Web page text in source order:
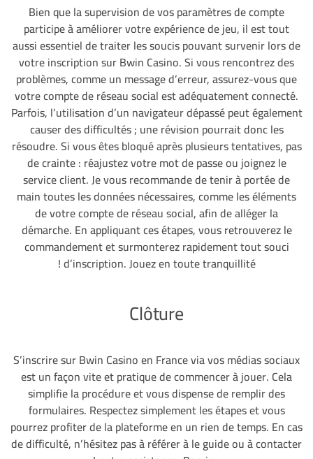
Bien que la supervision de vos paramètres de compte
participe à améliorer votre expérience de jeu, il est tout
aussi essentiel de traiter les soucis pouvant survenir lors de
votre inscription sur Bwin Casino. Si vous rencontrez des
problèmes, comme un message d’erreur, assurez-vous que
votre compte de réseau social est adéquatement connecté.
Parfois, l’utilisation d’un navigateur dépassé peut également
causer des difficultés ; une révision pourrait donc les
résoudre. Si vous êtes bloqué après plusieurs tentatives, pas
de crainte : réajustez votre mot de passe ou joignez le
service client. Je vous recommande de tenir à portée de
main toutes les données nécessaires, comme les éléments
de votre compte de réseau social, afin de alléger la
démarche. En appliquant ces étapes, vous retrouverez le
commandement et surmonterez rapidement tout souci
d’inscription. Jouez en toute tranquillité !
Clôture
S’inscrire sur Bwin Casino en France via vos médias sociaux
est un façon vite et pratique de commencer à jouer. Cela
simplifie la procédure et vous dispense de remplir des
formulaires. Respectez simplement les étapes et vous
pourrez profiter de la plateforme en un rien de temps. En cas
de difficulté, n’hésitez pas à référer à le guide ou à contacter